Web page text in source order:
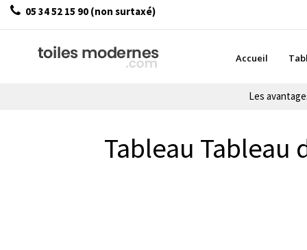
05 34 52 15 90 (non surtaxé)
Accueil
Les
Tableau Tableau